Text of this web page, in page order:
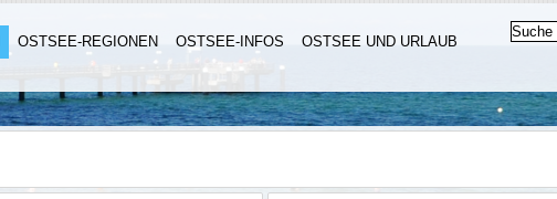
OSTSEE-REGIONEN OSTSEE-INFOS
OSTSEE UND URLAUB